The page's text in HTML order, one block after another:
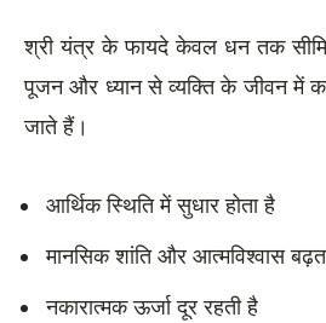
श्री यंत्र के फायदे केवल धन तक
पूजन और ध्यान से व्यक्ति के जीवन में
जाते हैं।
आर्थिक स्थिति में सुधार होता है
मानसिक शांति और आत्मविश्वास
नकारात्मक ऊर्जा दूर रहती है